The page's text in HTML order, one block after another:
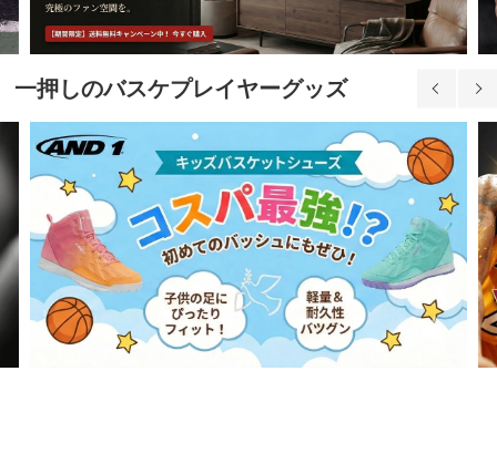
一押しのバスケプレイヤーグッズ